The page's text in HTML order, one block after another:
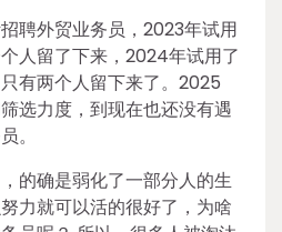
聘外贸业务员，2023年试用
人留了下来，2024年试用了
有两个人留下来了。2025
选力度，到现在也还没有遇
。
的确是弱化了一部分人的生
力就可以活的很好了，为啥